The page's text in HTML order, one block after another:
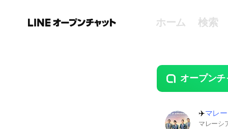
ホーム 検索
オープン
✈️マレ